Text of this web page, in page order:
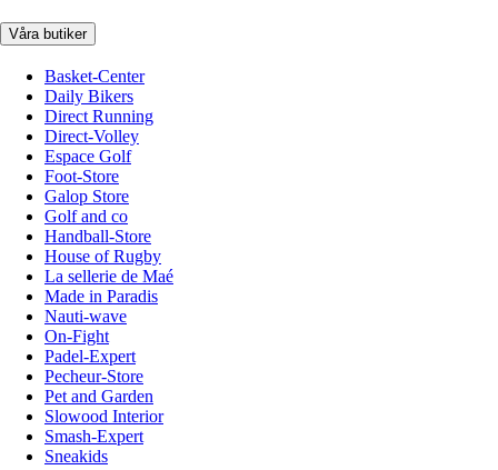
Våra butiker
Basket-Center
Daily Bikers
Direct Running
Direct-Volley
Espace Golf
Foot-Store
Galop Store
Golf and co
Handball-Store
House of Rugby
La sellerie de Maé
Made in Paradis
Nauti-wave
On-Fight
Padel-Expert
Pecheur-Store
Pet and Garden
Slowood Interior
Smash-Expert
Sneakids